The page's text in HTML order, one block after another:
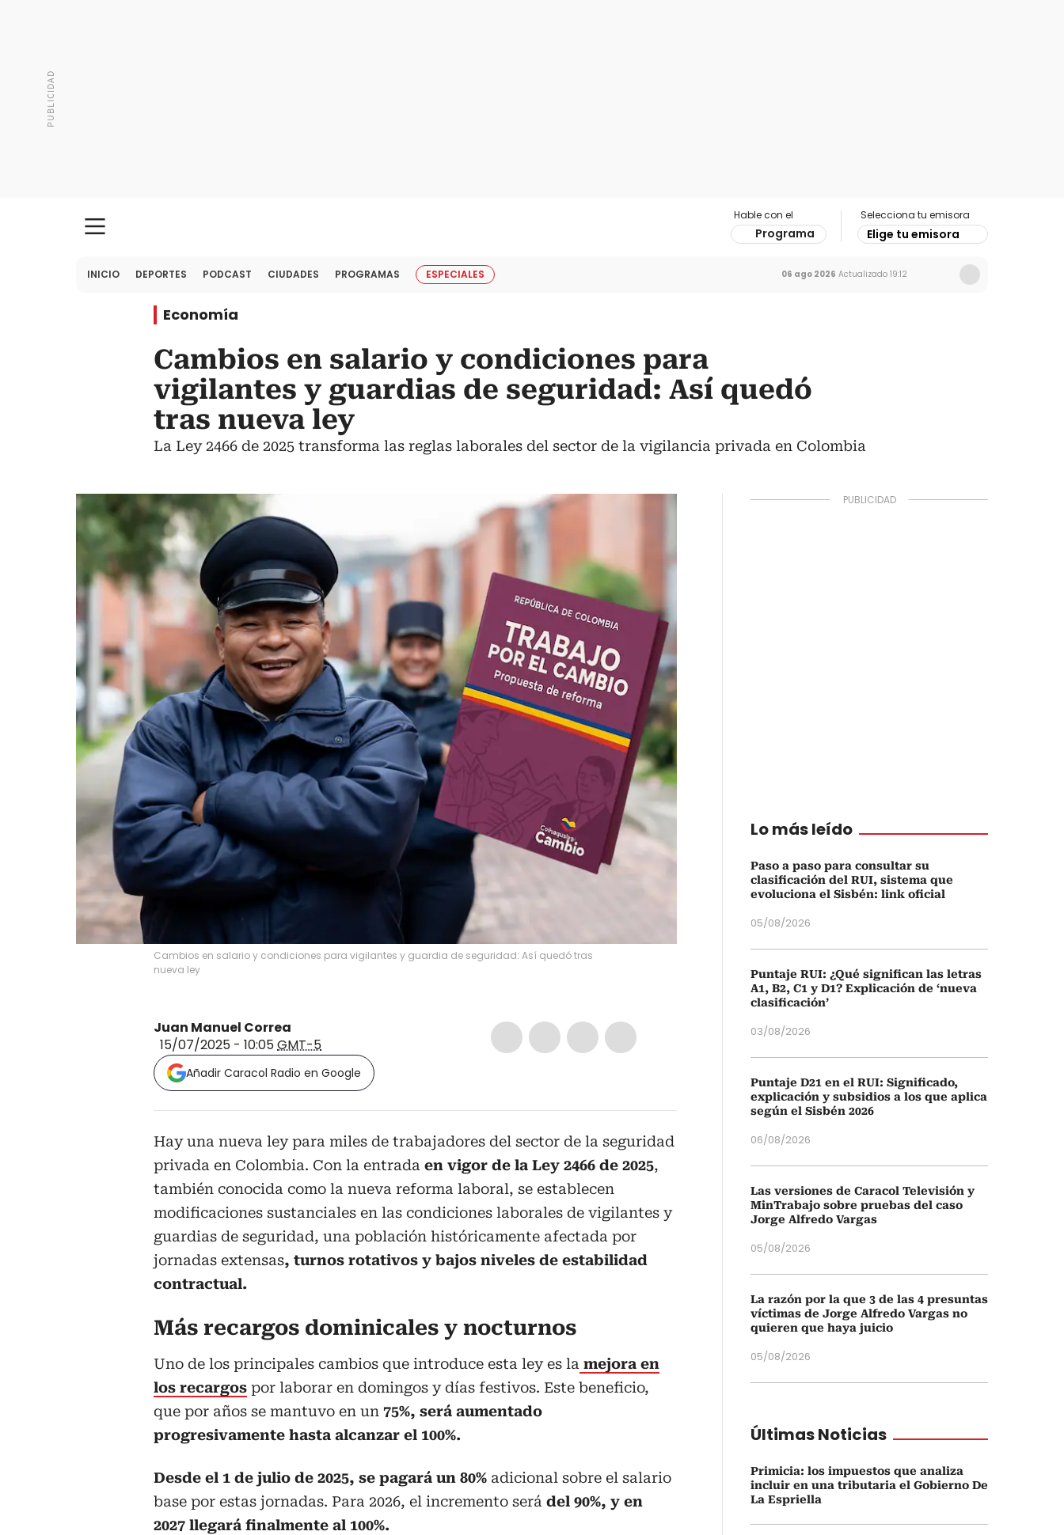
Hable con el
Programa
Selecciona tu emisora
Elige tu emisora
INICIO DEPORTES PODCAST CIUDADES PROGRAMAS ESPECIALES 06 ago 2026 Actualizado 19:12
Economía
Cambios en salario y condiciones para
vigilantes y guardias de seguridad: Así quedó
tras nueva ley
La Ley 2466 de 2025 transforma las reglas laborales del sector de la vigilancia privada en Colombia
Cambios en salario y condiciones para vigilantes y guardia de seguridad: Así quedó tras
nueva ley
Juan Manuel Correa
15/07/2025 - 10:05GMT-5
Añadir Caracol Radio en Google
Hay una nueva ley para miles de trabajadores del sector de la seguridad
privada en Colombia. Con la entrada en vigor de la Ley 2466 de 2025,
también conocida como la nueva reforma laboral, se establecen
modificaciones sustanciales en las condiciones laborales de vigilantes y
guardias de seguridad, una población históricamente afectada por
jornadas extensas, turnos rotativos y bajos niveles de estabilidad
contractual.
Más recargos dominicales y nocturnos
Uno de los principales cambios que introduce esta ley es la mejora en
los recargos por laborar en domingos y días festivos. Este beneficio,
que por años se mantuvo en un 75%, será aumentado
progresivamente hasta alcanzar el 100%.
Desde el 1 de julio de 2025, se pagará un 80% adicional sobre el salario
base por estas jornadas. Para 2026, el incremento será del 90%, y en
2027 llegará finalmente al 100%.
Lo más leído
Paso a paso para consultar su
clasificación del RUI, sistema que
evoluciona el Sisbén: link oficial
05/08/2026
Puntaje RUI: ¿Qué significan las letras
A1, B2, C1 y D1? Explicación de ‘nueva
clasificación’
03/08/2026
Puntaje D21 en el RUI: Significado,
explicación y subsidios a los que aplica
según el Sisbén 2026
06/08/2026
Las versiones de Caracol Televisión y
MinTrabajo sobre pruebas del caso
Jorge Alfredo Vargas
05/08/2026
La razón por la que 3 de las 4 presuntas
víctimas de Jorge Alfredo Vargas no
quieren que haya juicio
05/08/2026
Últimas Noticias
Primicia: los impuestos que analiza
incluir en una tributaria el Gobierno De
La Espriella